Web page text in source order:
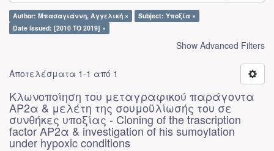
Author: Μπασαγιάννη, Αγγελική ×
Subject: Υποξία ×
Date issued: [2010 TO 2019] ×
Show Advanced Filters
Αποτελέσματα 1-1 από 1
Κλωνοποίηση του μεταγραφικού παράγοντα
ΑΡ2α & μελέτη της σουμοϋλίωσής του σε
συνθήκες υποξίας - Cloning of the trascription
factor AP2α & investigation of his sumoylation
under hypoxic conditions